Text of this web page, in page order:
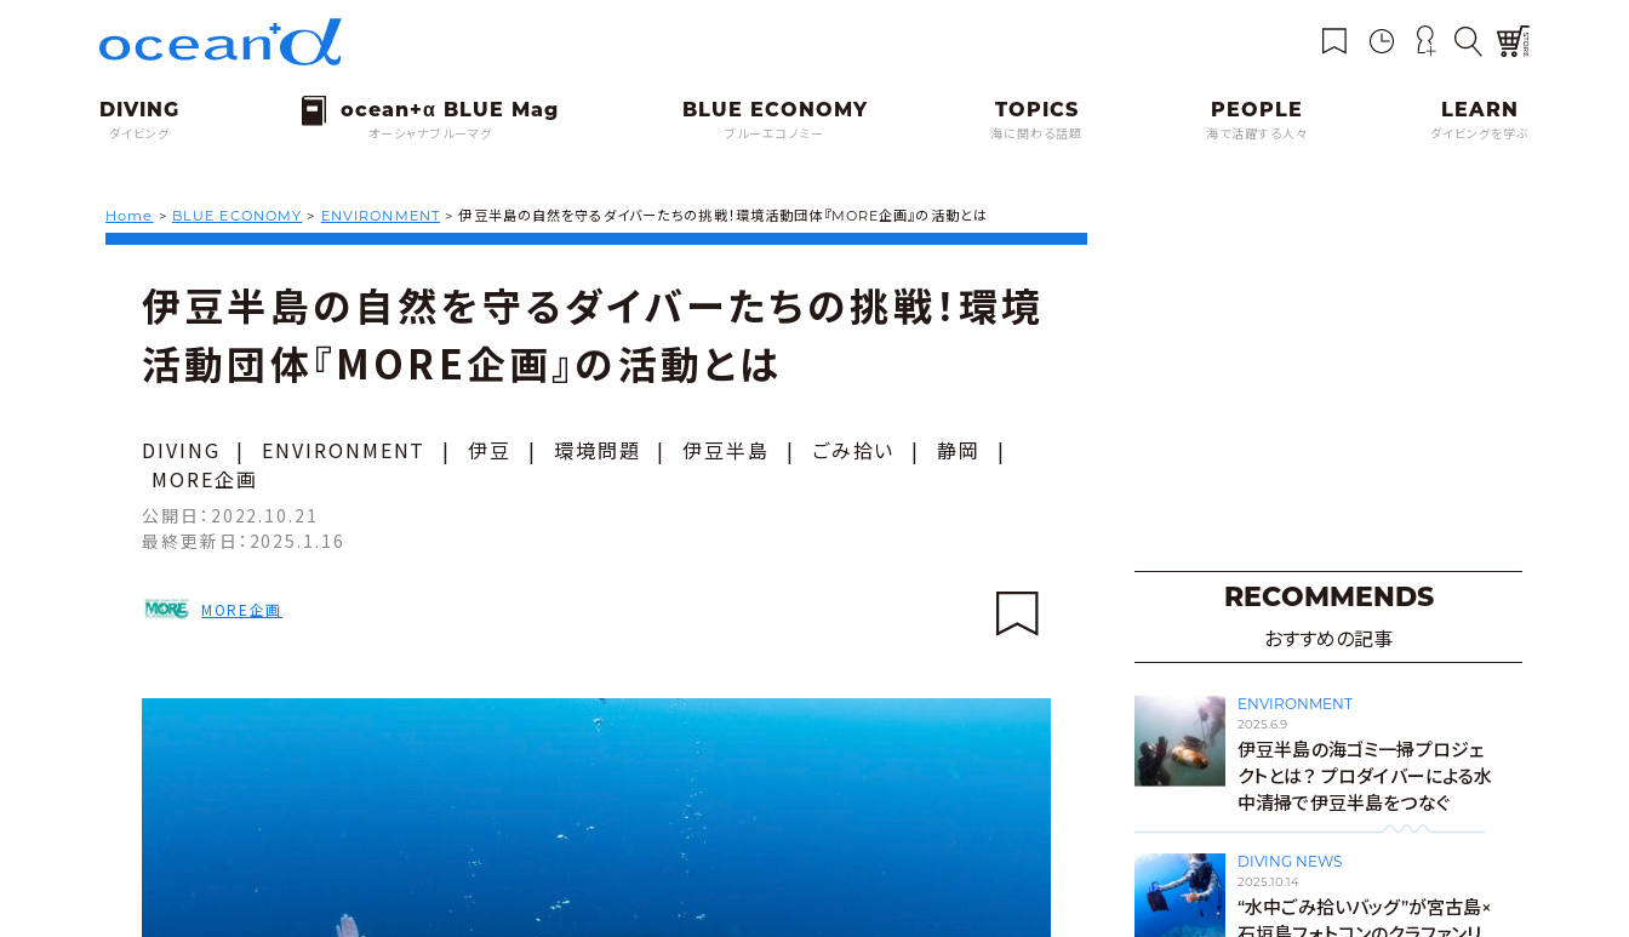
ダイビング オーシャナブルーマグ ブルーエコノミー 海に関わる話題 海で活躍する人々 ダイビングを学ぶ
Home > BLUE ECONOMY > ENVIRONMENT >伊豆半島の自然を守るダイバーたちの挑戦！環境活動団体『MORE企画』の活動とは
伊豆半島の自然を守るダイバーたちの挑戦！環境
活動団体『MORE企画』の活動とは
DIVING | ENVIRONMENT | 伊豆 | 環境問題 | 伊豆半島 | ごみ拾い | 静岡
|
MORE企画
公開日： 2022.10.21
最終更新日： 2025.1.16
MORE企画 RECOMMENDS
おすすめの記事
ENVIRONMENT
2025.6.9
伊豆半島の海ゴミ一掃プロジェ
クトとは？ プロダイバーによる水
中清掃で伊豆半島をつなぐ
DIVING NEWS
2025.10.14
“水中ごみ拾いバッグ”が宮古島×